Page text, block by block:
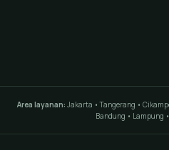
Area layanan: Jakarta • Tangerang •
Bandung • Lampung